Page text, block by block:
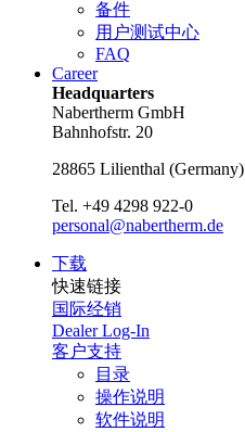
备件
用户测试中心
FAQ
Career
Headquarters
Nabertherm GmbH
Bahnhofstr. 20
28865 Lilienthal (Germany)
Tel. +49 4298 922-0
personal@nabertherm.de
下载
快速链接
国际经销
Dealer Log-In
客户支持
目录
操作说明
软件说明